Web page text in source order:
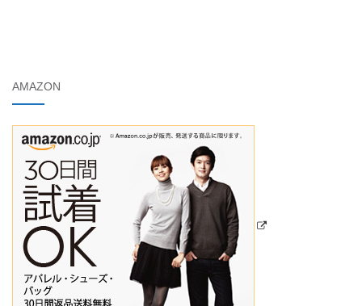
AMAZON